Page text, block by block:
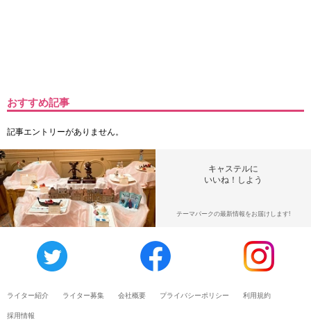
おすすめ記事
記事エントリーがありません。
キャステルに
いいね！しよう
テーマパークの最新情報をお届けします!
ライター紹介 ライター募集 会社概要 プライバシーポリシー 利用規約
採用情報